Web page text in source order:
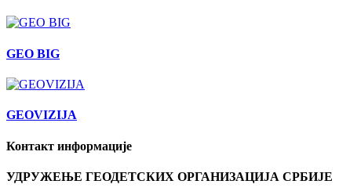
GEO BIG
GEOVIZIJA
Контакт информације
УДРУЖЕЊЕ ГЕОДЕТСКИХ ОРГАНИЗАЦИЈА СРБИЈЕ